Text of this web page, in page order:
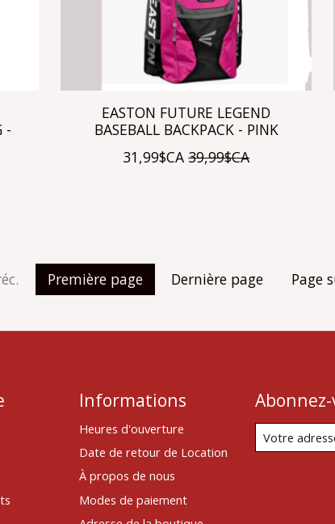
-
EASTON FUTURE LEGEND
BASEBALL BACKPACK - PINK
31,99$CA 39,99$CA
Première page Dernière page Page
Informations
Heures d'ouverture
Date de retour de Location
À propos de nous
Modes de paiement